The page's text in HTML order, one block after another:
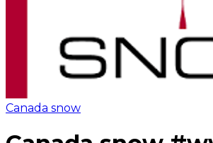
Canada snow